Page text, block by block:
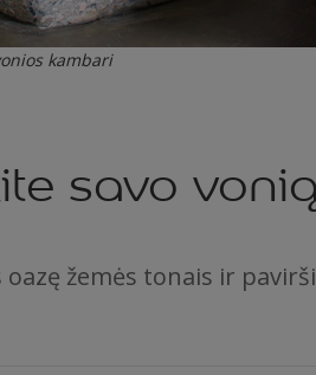
kambari
savo
žemės tonais ir